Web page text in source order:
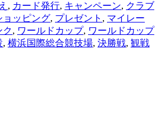
, カード発行, キャンペーン, クラブ
ョッピング, プレゼント , マイレー
ク, ワールドカップ, ワールドカップ
, 横浜国際総合競技場, 決勝戦, 観戦